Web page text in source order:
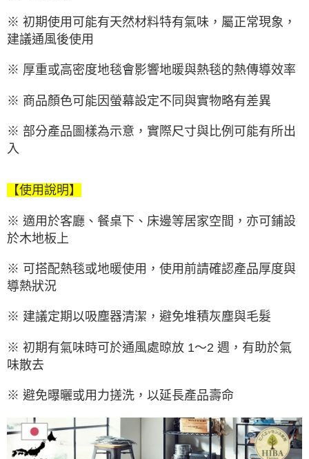
※ 初期使用可能有天然材料特有氣味，屬正常現象，
建議通風後使用
※ 厚重或高密度地毯會影響地暖與熱毯的熱傳導效率
※ 商品顏色可能因螢幕設定不同與實物略有差異
※ 部分產品圖樣為示意，實際尺寸與比例可能有所出
入
【使用說明】
※ 適用於客廳、餐桌下、床邊等居家空間，亦可鋪設
於木地板上
※ 可搭配熱毯或地暖使用，使用前請確認產品厚度與
導熱狀況
※ 建議定期以吸塵器清潔，避免堆積灰塵與毛髮
※ 初期有氣味時可於通風處晾放 1～2 週，有助於氣
味散去
※ 避免曝曬或用力搓洗，以延長產品壽命